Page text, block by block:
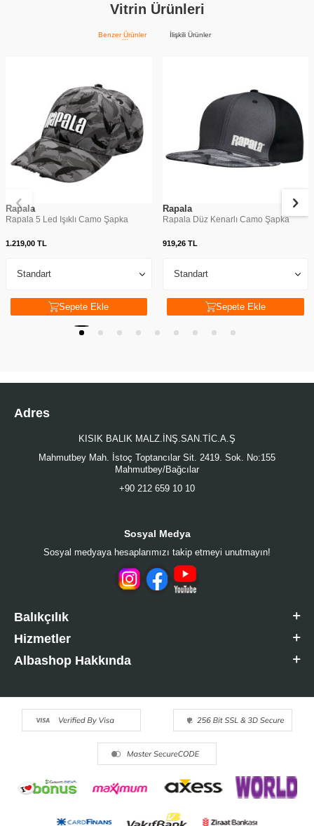
Vitrin Ürünleri
Benzer Ürünler İlişkili Ürünler
Rapala
Rapala 5 Led Işıklı Camo Şapka
1.219,00 TL
Sepete Ekle
Rapala
Rapala Düz Kenarlı Camo Şapka
919,26TL
Sepete Ekle
Adres
KISIK BALIK MALZ.İNŞ.SAN.TİC.A.Ş
Mahmutbey Mah. İstoç Toptancılar Sit. 2419. Sok. No:155
Mahmutbey/Bağcılar
+90 212 659 10 10
Sosyal Medya
Sosyal medyaya hesaplarımızı takip etmeyi unutmayın!
Balıkçılık
Hizmetler
Albashop Hakkında